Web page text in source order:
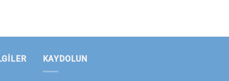
KAYDOLUN